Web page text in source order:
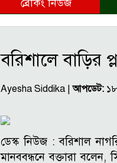
ব্রেকিং নিউজ
বরিশালে বাড়ির
Ayesha Siddika |আপডেট:
ডেস্ক নিউজ :বরিশাল
মানববন্ধনে বক্তারা বলেন,